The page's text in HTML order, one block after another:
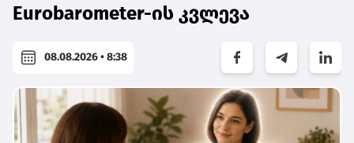
Eurobarometer-ის კვლევა
08.08.2026 • 8:38